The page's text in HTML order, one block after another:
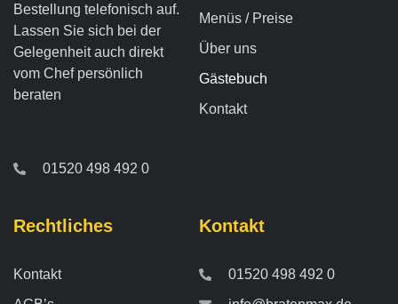
Bestellung telefonisch auf.
Lassen Sie sich bei der
Gelegenheit auch direkt
vom Chef persönlich
beraten
01520 498 492 0
Menüs / Preise
Über uns
Gästebuch
Kontakt
Rechtliches
Kontakt
Kontakt
01520 498 492 0